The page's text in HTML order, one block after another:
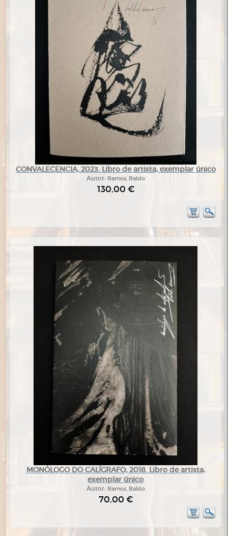
CONVALECENCIA, 2023. Libro de artista, exemplar único
Autor: Ramos, Baldo
130,00 €
MONÓLOGO DO CALÍGRAFO, 2018. Libro de artista,
exemplar único
Autor: Ramos, Baldo
70,00 €